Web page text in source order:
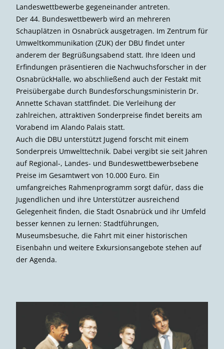
Landeswettbewerbe gegeneinander antreten.
Der 44. Bundeswettbewerb wird an mehreren
Schauplätzen in Osnabrück ausgetragen. Im Zentrum für
Umweltkommunikation (ZUK) der DBU findet unter
anderem der Begrüßungsabend statt. Ihre Ideen und
Erfindungen präsentieren die Nachwuchsforscher in der
OsnabrückHalle, wo abschließend auch der Festakt mit
Preisübergabe durch Bundesforschungsministerin Dr.
Annette Schavan stattfindet. Die Verleihung der
zahlreichen, attraktiven Sonderpreise findet bereits am
Vorabend im Alando Palais statt.
Auch die DBU unterstützt Jugend forscht mit einem
Sonderpreis Umwelttechnik. Dabei vergibt sie seit Jahren
auf Regional-, Landes- und Bundeswett­bewerbsebene
Preise im Gesamtwert von 10.000 Euro. Ein
umfangreiches Rahmenprogramm sorgt dafür, dass die
Jugendlichen und ihre Unterstützer ausreichend
Gelegenheit finden, die Stadt Osnabrück und ihr Umfeld
besser kennen zu lernen: Stadtführungen,
Museumsbesuche, die Fahrt mit einer historischen
Eisenbahn und weitere Exkursionsangebote stehen auf
der Agenda.